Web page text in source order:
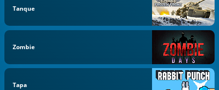
Tanque
Zombie
Tapa